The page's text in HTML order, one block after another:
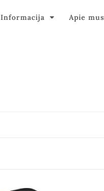
Informacija Apie mus